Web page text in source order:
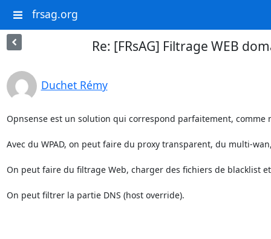
frsag.org
Re: [FRsAG] Filtrage WEB
Duchet Rémy
Opnsense est un solution qui correspond parfaitement, comme
Avec du WPAD, on peut faire du proxy transparent, du multi-
On peut faire du filtrage Web, charger des fichiers de blacklist
On peut filtrer la partie DNS (host override).